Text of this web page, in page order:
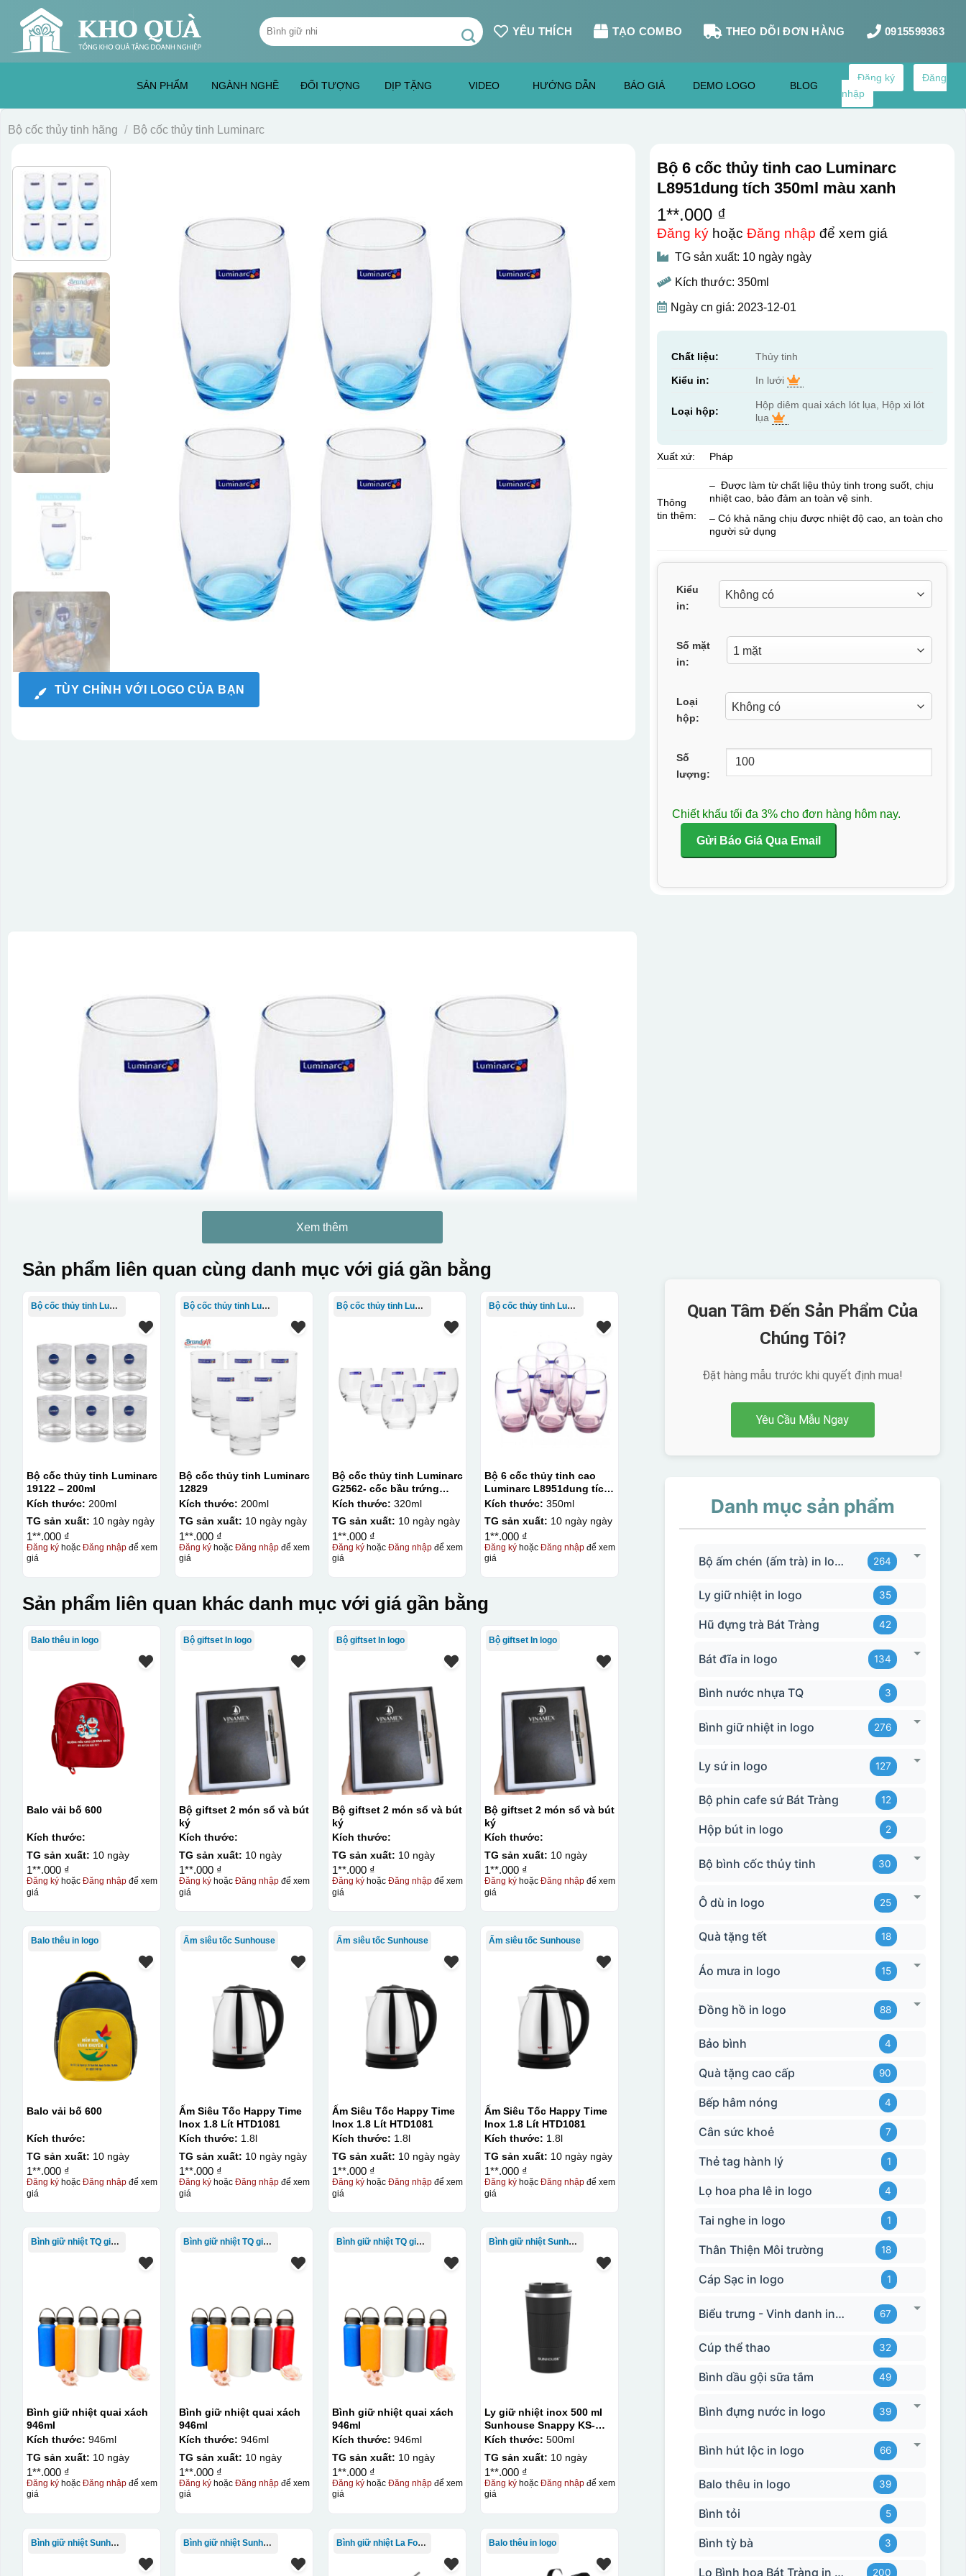
content
Tìm
kiếm:
YÊU THÍCH TẠO COMBO THEO DÕI ĐƠN HÀNG 0915599363
SẢN PHẨM NGÀNH NGHỀ ĐỐI TƯỢNG DỊP TẶNG VIDEO HƯỚNG DẪN BÁO GIÁ DEMO LOGO BLOG
Đăng ký
Đăng
nhập
Bộ cốc thủy tinh hãng / Bộ cốc thủy tinh Luminarc
TÙY CHỈNH VỚI LOGO CỦA BẠN
Bộ 6 cốc thủy tinh cao Luminarc
L8951dung tích 350ml màu xanh
1**.000 ₫
Đăng kýhoặc Đăng nhập để xem giá
TG sản xuất: 10 ngày ngày
Kích thước: 350ml
Ngày cn giá: 2023-12-01
Chất liệu: Thủy tinh
Kiểu in: In lưới
Loại hộp:
Hộp diêm quai xách lót lụa, Hộp xi lót
lụa
Xuất xứ: Pháp
Thông
tin thêm:
– Được làm từ chất liệu thủy tinh trong suốt, chịu
nhiệt cao, bảo đảm an toàn vệ sinh.
– Có khả năng chịu được nhiệt độ cao, an toàn cho
người sử dụng
Kiểu
in:
Số mặt
in:
Loại
hộp:
Số
lượng:
Chiết khấu tối đa 3% cho đơn hàng hôm nay.
Gửi Báo Giá Qua Email
Xem thêm
Sản phẩm liên quan cùng danh mục với giá gần bằng
Bộ cốc thủy tinh Luminarc
Bộ cốc thủy tinh Luminarc
19122 – 200ml
Kích thước: 200ml
TG sản xuất: 10 ngày ngày
1**.000 ₫
Đăng kýhoặc Đăng nhậpđể xem
giá
Bộ cốc thủy tinh Luminarc
Bộ cốc thủy tinh Luminarc
12829
Kích thước: 200ml
TG sản xuất: 10 ngày ngày
1**.000 ₫
Đăng ký hoặcĐăng nhập để xem
giá
Bộ cốc thủy tinh Luminarc
Bộ cốc thủy tinh Luminarc
G2562- cốc bầu trứng
trắng
Kích thước: 320ml
TG sản xuất: 10 ngày ngày
1**.000 ₫
Đăng kýhoặc Đăng nhậpđể xem
giá
Bộ cốc thủy tinh Luminarc
Bộ 6 cốc thủy tinh cao
Luminarc L8951dung tích
350ml màu tím
Kích thước: 350ml
TG sản xuất: 10 ngày ngày
1**.000 ₫
Đăng ký hoặcĐăng nhập để xem
giá
Sản phẩm liên quan khác danh mục với giá gần bằng
Balo thêu in logo
Balo vải bố 600
Kích thước:
TG sản xuất: 10 ngày
1**.000 ₫
Đăng kýhoặc Đăng nhậpđể xem
giá
Bộ giftset In logo
Bộ giftset 2 món sổ và bút
ký
Kích thước:
TG sản xuất: 10 ngày
1**.000 ₫
Đăng ký hoặcĐăng nhập để xem
giá
Bộ giftset In logo
Bộ giftset 2 món sổ và bút
ký
Kích thước:
TG sản xuất: 10 ngày
1**.000 ₫
Đăng kýhoặc Đăng nhậpđể xem
giá
Bộ giftset In logo
Bộ giftset 2 món sổ và bút
ký
Kích thước:
TG sản xuất: 10 ngày
1**.000 ₫
Đăng ký hoặcĐăng nhập để xem
giá
Balo thêu in logo
Balo vải bố 600
Kích thước:
TG sản xuất: 10 ngày
1**.000 ₫
Đăng kýhoặc Đăng nhậpđể xem
giá
Ấm siêu tốc Sunhouse
Ấm Siêu Tốc Happy Time
Inox 1.8 Lít HTD1081
Kích thước: 1.8l
TG sản xuất: 10 ngày ngày
1**.000 ₫
Đăng ký hoặcĐăng nhập để xem
giá
Ấm siêu tốc Sunhouse
Ấm Siêu Tốc Happy Time
Inox 1.8 Lít HTD1081
Kích thước: 1.8l
TG sản xuất: 10 ngày ngày
1**.000 ₫
Đăng kýhoặc Đăng nhậpđể xem
giá
Ấm siêu tốc Sunhouse
Ấm Siêu Tốc Happy Time
Inox 1.8 Lít HTD1081
Kích thước: 1.8l
TG sản xuất: 10 ngày ngày
1**.000 ₫
Đăng ký hoặcĐăng nhập để xem
giá
Bình giữ nhiệt TQ giá rẻ
Bình giữ nhiệt quai xách
946ml
Kích thước: 946ml
TG sản xuất: 10 ngày
1**.000 ₫
Đăng kýhoặc Đăng nhậpđể xem
giá
Bình giữ nhiệt TQ giá rẻ
Bình giữ nhiệt quai xách
946ml
Kích thước: 946ml
TG sản xuất: 10 ngày
1**.000 ₫
Đăng ký hoặcĐăng nhập để xem
giá
Bình giữ nhiệt TQ giá rẻ
Bình giữ nhiệt quai xách
946ml
Kích thước: 946ml
TG sản xuất: 10 ngày
1**.000 ₫
Đăng kýhoặc Đăng nhậpđể xem
giá
Bình giữ nhiệt Sunhouse
Ly giữ nhiệt inox 500 ml
Sunhouse Snappy KS-
TU500S
Kích thước: 500ml
TG sản xuất: 10 ngày
1**.000 ₫
Đăng ký hoặcĐăng nhập để xem
giá
Bình giữ nhiệt Sunhouse Bình giữ nhiệt Sunhouse Bình giữ nhiệt La Fonte Balo thêu in logo
Quan Tâm Đến Sản Phẩm Của
Chúng Tôi?
Đặt hàng mẫu trước khi quyết định mua!
Yêu Cầu Mẫu Ngay
Danh mục sản phẩm
Bộ ấm chén (ấm trà) in logo 264
Ly giữ nhiệt in logo 35
Hũ đựng trà Bát Tràng 42
Bát đĩa in logo 134
Bình nước nhựa TQ 3
Bình giữ nhiệt in logo 276
Ly sứ in logo 127
Bộ phin cafe sứ Bát Tràng 12
Hộp bút in logo 2
Bộ bình cốc thủy tinh 30
Ô dù in logo 25
Quà tặng tết 18
Áo mưa in logo 15
Đồng hồ in logo 88
Bảo bình 4
Quà tặng cao cấp 90
Bếp hâm nóng 4
Cân sức khoẻ 7
Thẻ tag hành lý 1
Lọ hoa pha lê in logo 4
Tai nghe in logo 1
Thân Thiện Môi trường 18
Cáp Sạc in logo 1
Biểu trưng - Vinh danh in logo 67
Cúp thể thao 32
Bình dầu gội sữa tắm 49
Bình đựng nước in logo 39
Bình hút lộc in logo 66
Balo thêu in logo 39
Bình tỏi 5
Bình tỳ bà 3
Lọ Bình hoa Bát Tràng in logo 200